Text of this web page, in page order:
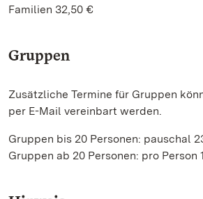
Familien 32,50 €
Gruppen
Zusätzliche Termine für Gruppen
per E-Mail vereinbart werden.
Gruppen bis 20 Personen: pauschal
Gruppen ab 20 Personen: pro Person